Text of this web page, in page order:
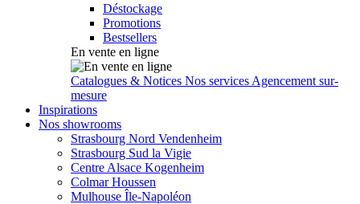
Déstockage
Promotions
Bestsellers
En vente en ligne
Catalogues & Notices Nos services Agencement sur-
mesure
Inspirations
Nos showrooms
Strasbourg Nord Vendenheim
Strasbourg Sud la Vigie
Centre Alsace Kogenheim
Colmar Houssen
Mulhouse Île-Napoléon